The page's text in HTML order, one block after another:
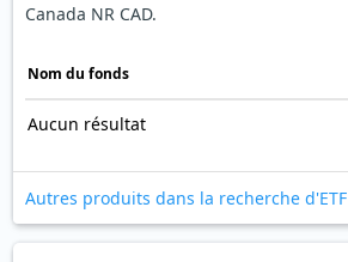
Canada NR CAD.
Nom du fonds
Aucun résultat
Autres produits dans la recherche d'ETF